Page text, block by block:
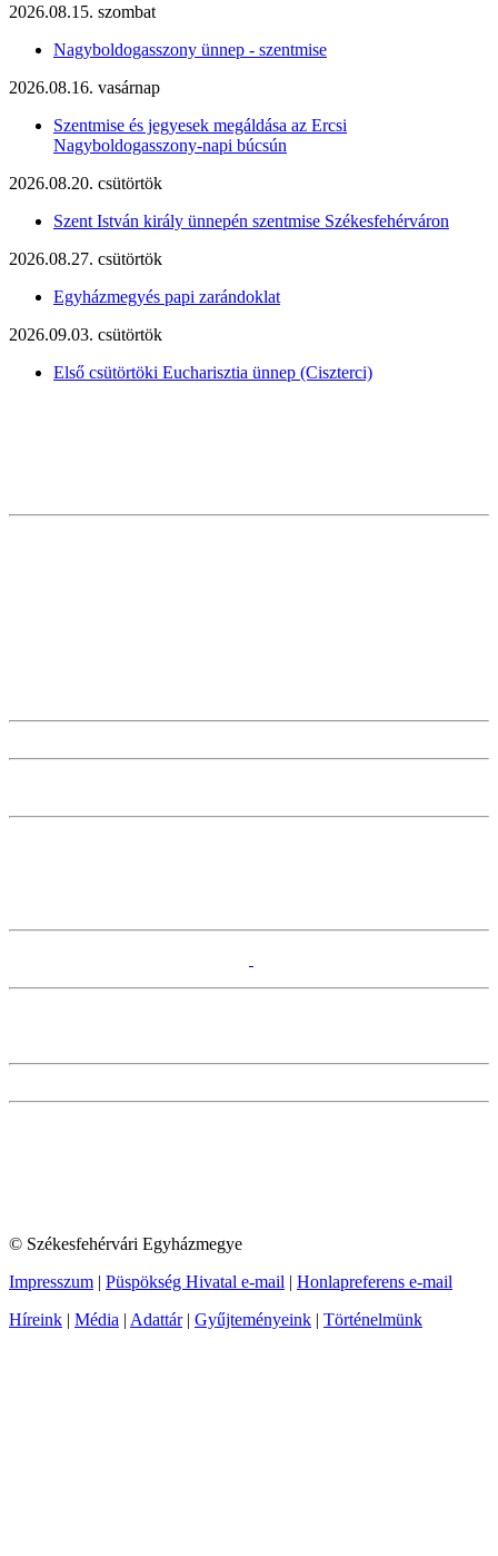
2026.08.15. szombat
Nagyboldogasszony ünnep - szentmise
2026.08.16. vasárnap
Szentmise és jegyesek megáldása az Ercsi
Nagyboldogasszony-napi búcsún
2026.08.20. csütörtök
Szent István király ünnepén szentmise Székesfehérváron
2026.08.27. csütörtök
Egyházmegyés papi zarándoklat
2026.09.03. csütörtök
Első csütörtöki Eucharisztia ünnep (Ciszterci)
© Székesfehérvári Egyházmegye
Impresszum | Püspökség Hivatal e-mail | Honlapreferens e-mail
Híreink | Média | Adattár| Gyűjteményeink | Történelmünk